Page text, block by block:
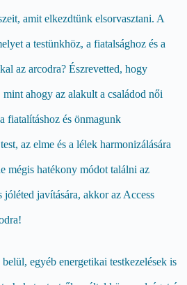
amit elkezdtünk elsorvasztani. A
a testünkhöz, a fiatalsághoz és a
az arcodra? Észrevetted, hogy
ahogy az alakult a családod női
fiatalításhoz és önmagunk
az elme és a lélek harmonizálására
mégis hatékony módot találni az
jóléted javítására, akkor az Access
egyéb energetikai testkezelések is